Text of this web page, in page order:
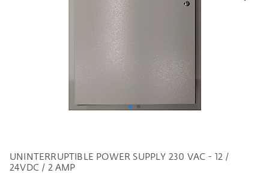
UNINTERRUPTIBLE POWER SUPPLY 230 VAC - 12 /
24VDC / 2 AMP